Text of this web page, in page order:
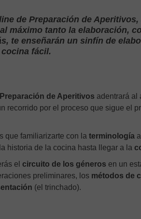
de Preparación de
máximo tanto la elaboración,
te enseñarán un sinfín de
fácil.
de Aperitivos adentrará al
recorrido por el proceso que sigue el
que familiarizarte con la terminología
historia de la cocina hasta llegar a la
el circuito de los géneros en un
preliminares, los métodos de
(el trinchado).